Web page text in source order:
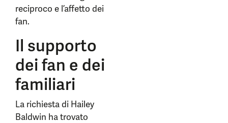
reciproco e l’affetto dei
fan.
Il supporto
dei fan e dei
familiari
La richiesta di Hailey
Baldwin ha trovato